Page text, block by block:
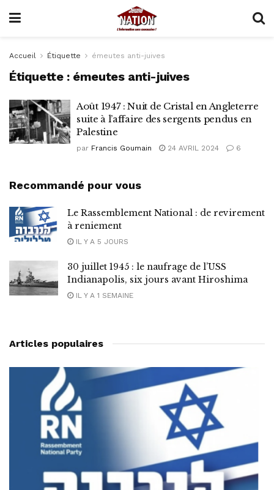
Accueil Étiquette émeutes anti-juives
Étiquette : émeutes anti-juives
Août 1947 : Nuit de Cristal en Angleterre
suite à l’affaire des sergents pendus en
Palestine
par Francis Goumain 24 AVRIL 2024 6
Recommandé pour vous
Le Rassemblement National : de revirement
à reniement
IL Y A 5 JOURS
30 juillet 1945 : le naufrage de l’USS
Indianapolis, six jours avant Hiroshima
IL Y A 1 SEMAINE
Articles populaires